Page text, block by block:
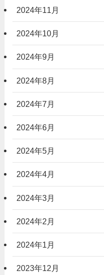
2024年11月
2024年10月
2024年9月
2024年8月
2024年7月
2024年6月
2024年5月
2024年4月
2024年3月
2024年2月
2024年1月
2023年12月